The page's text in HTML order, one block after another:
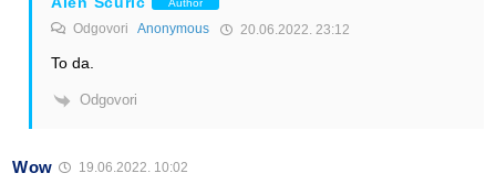
Author
Odgovori Anonymous 20.06.2022. 23:12
To da.
Odgovori
Wow 19.06.2022. 10:02